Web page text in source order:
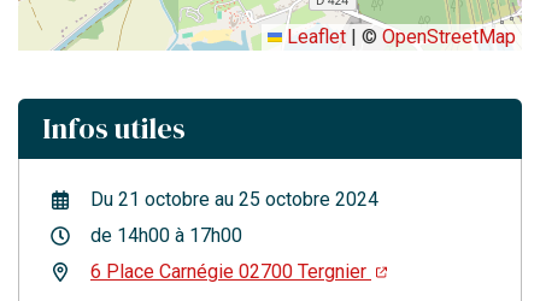
Leaflet | © OpenStreetMap
Infos utiles
Du 21 octobre au 25 octobre 2024
de 14h00 à 17h00
6 Place Carnégie 02700 Tergnier